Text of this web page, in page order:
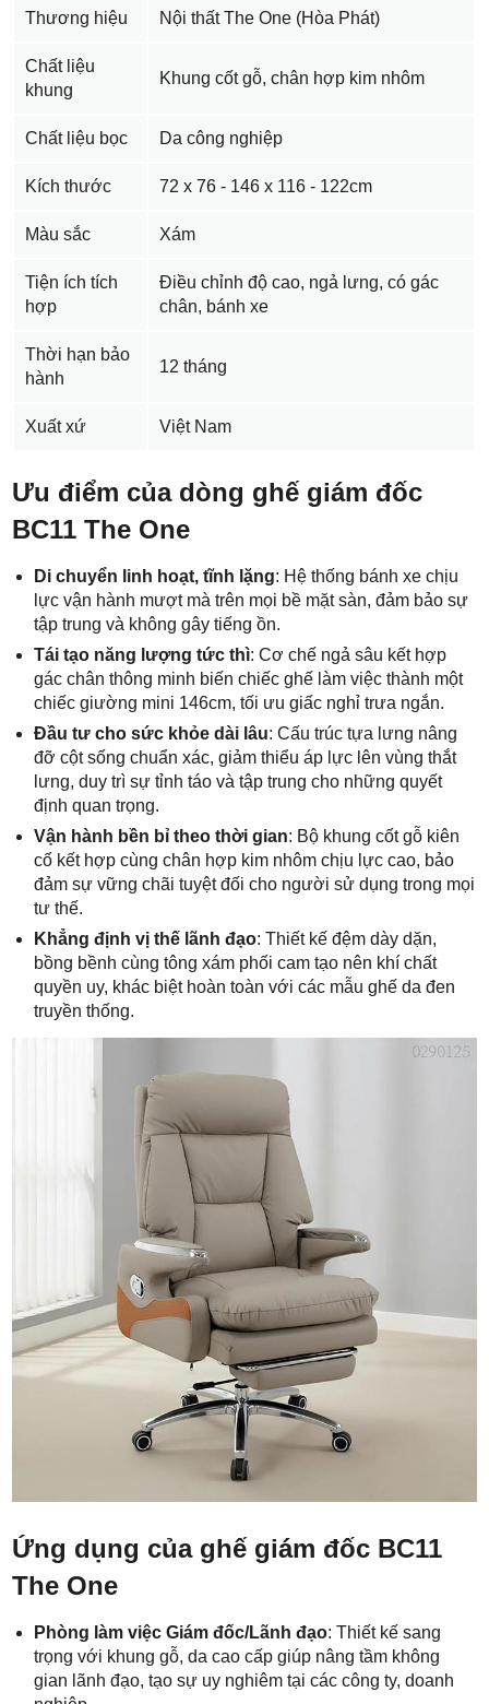
Thương hiệu Nội thất The One (Hòa Phát)
Chất liệu
khung
Khung cốt gỗ, chân hợp kim nhôm
Chất liệu bọc Da công nghiệp
Kích thước 72 x 76 - 146 x 116 - 122cm
Màu sắc Xám
Tiện ích tích
hợp
Điều chỉnh độ cao, ngả lưng, có gác
chân, bánh xe
Thời hạn bảo
hành
12 tháng
Xuất xứ Việt Nam
Ưu điểm của dòng ghế giám đốc
BC11 The One
Di chuyển linh hoạt, tĩnh lặng: Hệ thống bánh xe chịu
lực vận hành mượt mà trên mọi bề mặt sàn, đảm bảo sự
tập trung và không gây tiếng ồn.
Tái tạo năng lượng tức thì: Cơ chế ngả sâu kết hợp
gác chân thông minh biến chiếc ghế làm việc thành một
chiếc giường mini 146cm, tối ưu giấc nghỉ trưa ngắn.
Đầu tư cho sức khỏe dài lâu: Cấu trúc tựa lưng nâng
đỡ cột sống chuẩn xác, giảm thiểu áp lực lên vùng thắt
lưng, duy trì sự tỉnh táo và tập trung cho những quyết
định quan trọng.
Vận hành bền bỉ theo thời gian: Bộ khung cốt gỗ kiên
cố kết hợp cùng chân hợp kim nhôm chịu lực cao, bảo
đảm sự vững chãi tuyệt đối cho người sử dụng trong mọi
tư thế.
Khẳng định vị thế lãnh đạo: Thiết kế đệm dày dặn,
bồng bềnh cùng tông xám phối cam tạo nên khí chất
quyền uy, khác biệt hoàn toàn với các mẫu ghế da đen
truyền thống.
Ứng dụng của ghế giám đốc BC11
The One
Phòng làm việc Giám đốc/Lãnh đạo: Thiết kế sang
trọng với khung gỗ, da cao cấp giúp nâng tầm không
gian lãnh đạo, tạo sự uy nghiêm tại các công ty, doanh